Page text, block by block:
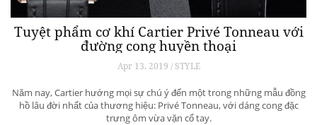
Tuyệt phẩm cơ khí Cartier Privé Tonneau với
đường cong huyền thoại
Apr 13, 2019 / STYLE
Năm nay, Cartier hướng mọi sự chú ý đến một trong những mẫu đồng
hồ lâu đời nhất của thương hiệu: Privé Tonneau, với dáng cong đặc
trưng ôm vừa vặn cổ tay.